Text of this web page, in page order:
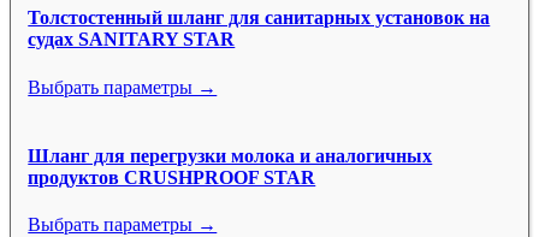
Толстостенный шланг для санитарных установок на
судах SANITARY STAR
Выбрать параметры →
Шланг для перегрузки молока и аналогичных
продуктов CRUSHPROOF STAR
Выбрать параметры →